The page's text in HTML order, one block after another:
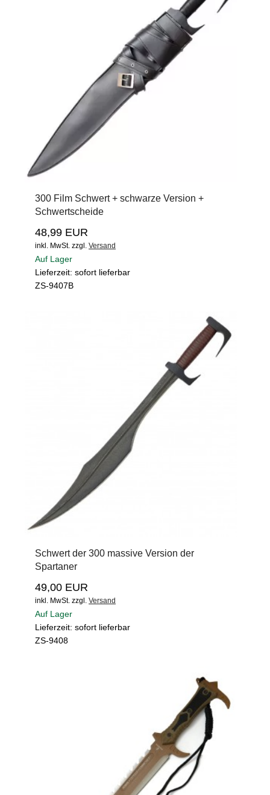
300 Film Schwert + schwarze Version +
Schwertscheide
48,99 EUR
inkl. MwSt. zzgl. Versand
Auf Lager
Lieferzeit: sofort lieferbar
ZS-9407B
Schwert der 300 massive Version der
Spartaner
49,00 EUR
inkl. MwSt. zzgl. Versand
Auf Lager
Lieferzeit: sofort lieferbar
ZS-9408